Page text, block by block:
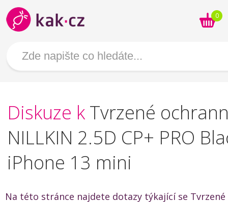
0
Diskuze k Tvrzené
NILLKIN 2.5D CP+ PRO
iPhone 13 mini
Na této stránce najdete dotazy týkající se